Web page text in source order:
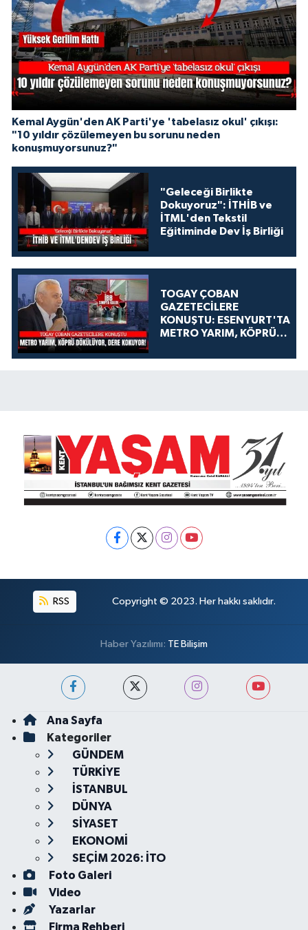
Kemal Aygün'den AK Parti'ye 'tabelasız okul' çıkışı:
"10 yıldır çözülemeyen bu sorunu neden
konuşmuyorsunuz?"
"Geleceği Birlikte
Dokuyoruz": İTHİB ve
İTML'den Tekstil
Eğitiminde Dev İş Birliği
TOGAY ÇOBAN
GAZETECİLERE
KONUŞTU: ESENYURT'TA
METRO YARIM, KÖPRÜ
KOKUYOR!
RSS Copyright © 2023. Her hakkı saklıdır.
Haber Yazılımı: TE Bilişim
Ana Sayfa
Kategoriler
GÜNDEM
TÜRKİYE
İSTANBUL
DÜNYA
SİYASET
EKONOMİ
SEÇİM 2026: İTO
Foto Galeri
Video
Yazarlar
Firma Rehberi